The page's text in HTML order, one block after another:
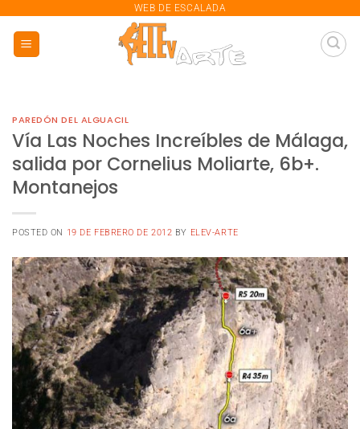
contenido
WEB DE ESCALADA
PAREDÓN DEL ALGUACIL
Vía Las Noches Increíbles de Málaga,
salida por Cornelius Moliarte, 6b+.
Montanejos
POSTED ON 19 DE FEBRERO DE 2012 BY ELEV-ARTE